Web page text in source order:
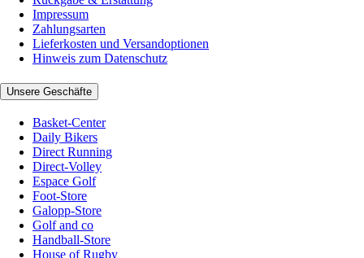
Impressum
Zahlungsarten
Lieferkosten und Versandoptionen
Hinweis zum Datenschutz
Unsere Geschäfte
Basket-Center
Daily Bikers
Direct Running
Direct-Volley
Espace Golf
Foot-Store
Galopp-Store
Golf and co
Handball-Store
House of Rugby